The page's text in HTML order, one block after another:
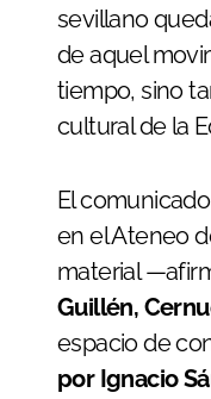
sevillano
de aquel
tiempo, sino
cultural de la
El
en el Ateneo
material
Guillén,
espacio de
por Ignacio